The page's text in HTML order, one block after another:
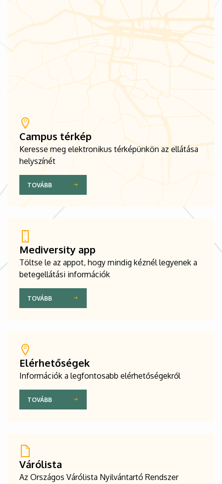
Campus térkép
Keresse meg elektronikus térképünkön az ellátása
helyszínét
TOVÁBB
Mediversity app
Töltse le az appot, hogy mindig kéznél legyenek a
betegellátási információk
TOVÁBB
Elérhetőségek
Információk a legfontosabb elérhetőségekről
TOVÁBB
Várólista
Az Országos Várólista Nyilvántartó Rendszer